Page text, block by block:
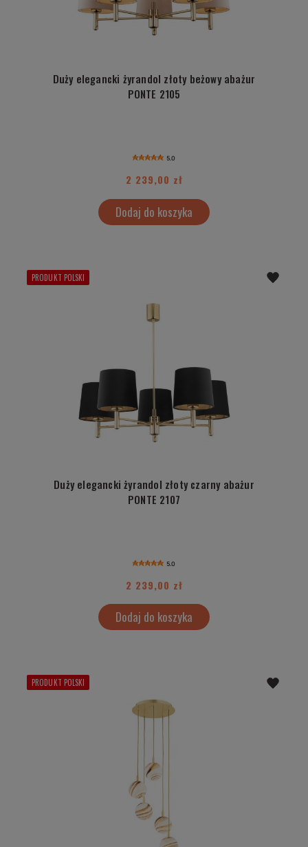
Duży elegancki żyrandol złoty beżowy abażur
PONTE 2105
5.0
2 239,00 zł
Dodaj do koszyka
Duży elegancki żyrandol złoty czarny abażur
PONTE 2107
5.0
2 239,00 zł
Dodaj do koszyka
PRODUKT POLSKI
PRODUKT POLSKI